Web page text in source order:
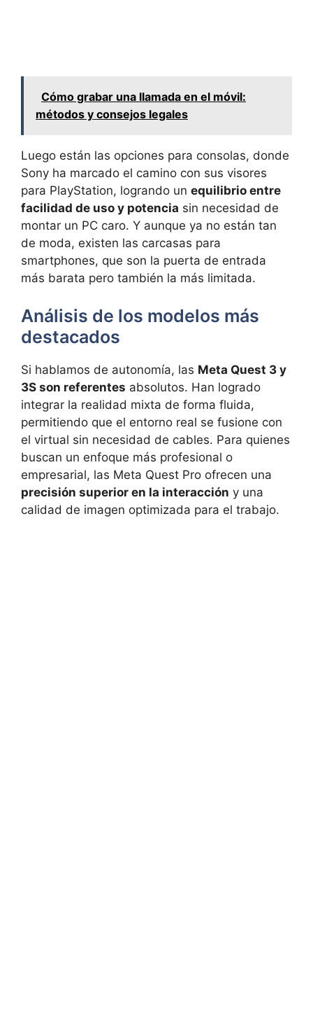
Cómo grabar una llamada en el móvil:
métodos y consejos legales
Luego están las opciones para consolas, donde
Sony ha marcado el camino con sus visores
para PlayStation, logrando un equilibrio entre
facilidad de uso y potencia sin necesidad de
montar un PC caro. Y aunque ya no están tan
de moda, existen las carcasas para
smartphones, que son la puerta de entrada
más barata pero también la más limitada.
Análisis de los modelos más
destacados
Si hablamos de autonomía, las Meta Quest 3 y
3S son referentes absolutos. Han logrado
integrar la realidad mixta de forma fluida,
permitiendo que el entorno real se fusione con
el virtual sin necesidad de cables. Para quienes
buscan un enfoque más profesional o
empresarial, las Meta Quest Pro ofrecen una
precisión superior en la interacción y una
calidad de imagen optimizada para el trabajo.